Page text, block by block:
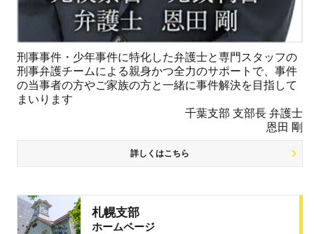
刑事事件・少年事件に特化した弁護士と専門スタッフの
刑事弁護チームによる親身かつ全力のサポートで、事件
の当事者の方やご家族の方と一緒に事件解決を目指して
まいります
千葉支部 支部長 弁護士
恩田 剛
詳しくはこちら
札幌支部
ホームページ